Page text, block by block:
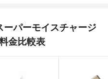
パーモイスチャージ
金比較表